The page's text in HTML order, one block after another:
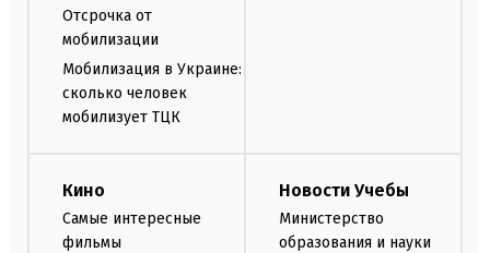
Отсрочка от
мобилизации
Мобилизация в Украине:
сколько человек
мобилизует ТЦК
Кино
Самые интересные
фильмы
Новости Учебы
Министерство
образования и науки